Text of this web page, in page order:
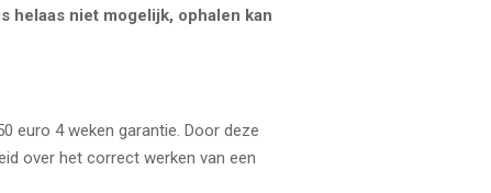
helaas niet mogelijk, ophalen kan
euro 4 weken garantie. Door deze
over het correct werken van een